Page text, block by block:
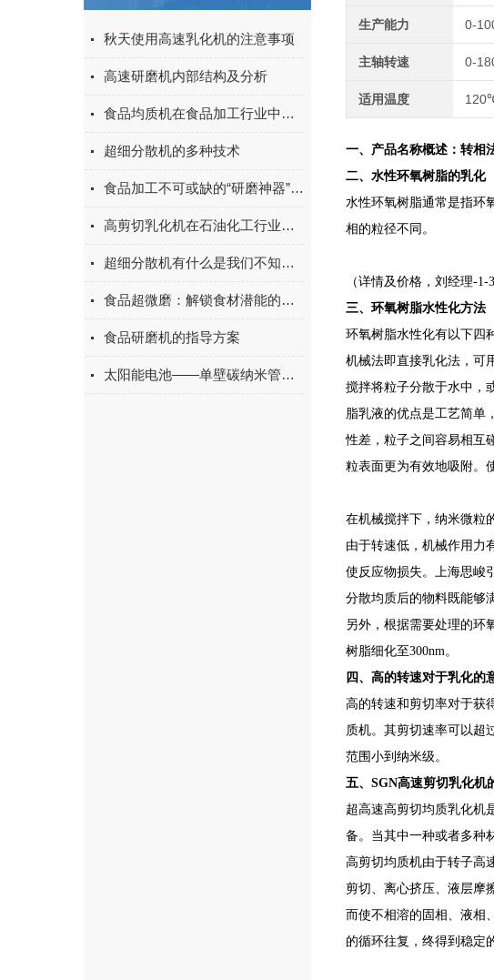
秋天使用高速乳化机的注意事项
高速研磨机内部结构及分析
食品均质机在食品加工行业中扮演着至关重要的角色
超细分散机的多种技术
食品加工不可或缺的“研磨神器”：一文读懂胶体磨的选型与操作全攻略
高剪切乳化机在石油化工行业是怎么工作的
超细分散机有什么是我们不知道的
食品超微磨：解锁食材潜能的精细加工设备
食品研磨机的指导方案
太阳能电池——单壁碳纳米管成绩斐然
生产能力 0-
主轴转速 0-
适用温度
一、产品名称概述： 转相
二、水性环氧树脂的乳化
水性环氧树脂通常是指环
相的粒径不同。
（详情及价格，刘经理-
三、环氧树脂水性化方法
环氧树脂水性化有以下四
机械法即直接乳化法，可
搅拌将粒子分散于水中，
脂乳液的优点是工艺简单
性差，粒子之间容易相互
粒表面更为有效地吸附。
在机械搅拌下，纳米微粒
由于转速低，机械作用力
使反应物损失。上海思峻
分散均质后的物料既能够
另外，根据需要处理的环
树脂细化至300nm。
四、高的转速对于乳化的
高的转速和剪切率对于获
质机。其剪切速率可以超
范围小到纳米级。
五、SGN高速剪切乳化机
超高速高剪切均质乳化机
备。当其中一种或者多种
高剪切均质机由于转子高
剪切、离心挤压、液层摩
而使不相溶的固相、液相
的循环往复，终得到稳定